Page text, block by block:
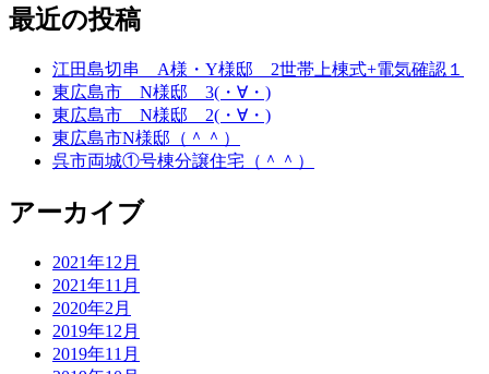
最近の投稿
江田島切串 A様・Y様邸 2世帯上棟式+電気確認１
東広島市 N様邸 3(・∀・)
東広島市 N様邸 2(・∀・)
東広島市N様邸（＾＾）
呉市両城①号棟分譲住宅（＾＾）
アーカイブ
2021年12月
2021年11月
2020年2月
2019年12月
2019年11月